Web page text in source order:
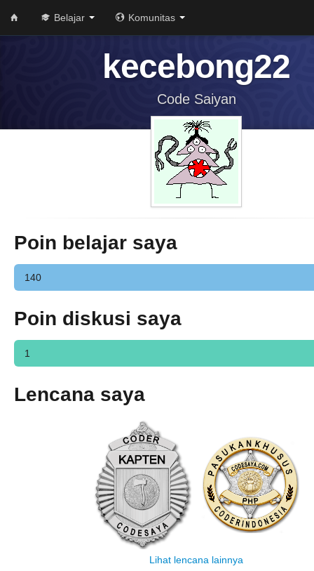
Belajar Komunitas
kecebong22
Code Saiyan
Poin belajar saya
140
Poin diskusi saya
1
Lencana saya
Lihat lencana lainnya